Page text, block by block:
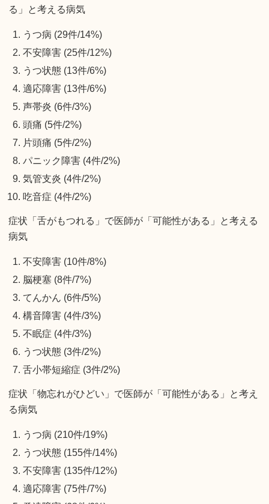
る」と考える病気
うつ病 (29件/14%)
不安障害 (25件/12%)
うつ状態 (13件/6%)
適応障害 (13件/6%)
声帯炎 (6件/3%)
頭痛 (5件/2%)
片頭痛 (5件/2%)
パニック障害 (4件/2%)
気管支炎 (4件/2%)
吃音症 (4件/2%)
症状「舌がもつれる」で医師が「可能性がある」と考える
病気
不安障害 (10件/8%)
脳梗塞 (8件/7%)
てんかん (6件/5%)
構音障害 (4件/3%)
不眠症 (4件/3%)
うつ状態 (3件/2%)
舌小帯短縮症 (3件/2%)
症状「物忘れがひどい」で医師が「可能性がある」と考え
る病気
うつ病 (210件/19%)
うつ状態 (155件/14%)
不安障害 (135件/12%)
適応障害 (75件/7%)